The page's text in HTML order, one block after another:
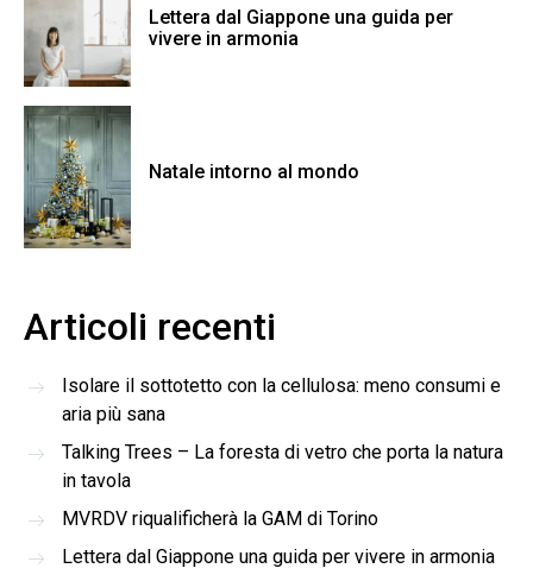
Lettera dal Giappone una guida per
vivere in armonia
Natale intorno al mondo
Articoli recenti
Isolare il sottotetto con la cellulosa: meno consumi e
aria più sana
Talking Trees – La foresta di vetro che porta la natura
in tavola
MVRDV riqualificherà la GAM di Torino
Lettera dal Giappone una guida per vivere in armonia